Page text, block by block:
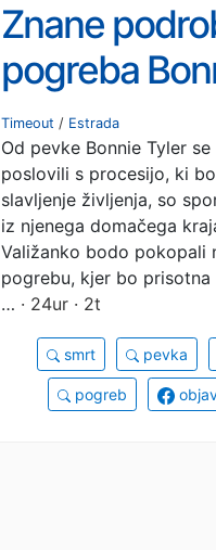
Znane
pogreba
vabljeni tudi
oboževalci
Timeout / Estrada
Od pevke Bonnie Tyler
poslovili s procesijo, ki bo
slavljenje življenja, so
iz njenega domačega
Valižanko bodo pokopali
pogrebu, kjer bo prisotna
… · 24ur · 2t
smrt pevka
pogreb